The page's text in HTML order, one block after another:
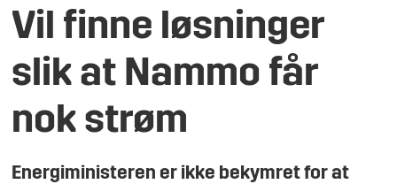
Vil finne løsninger
slik at Nammo får
nok strøm
Energiministeren er ikke bekymret for at